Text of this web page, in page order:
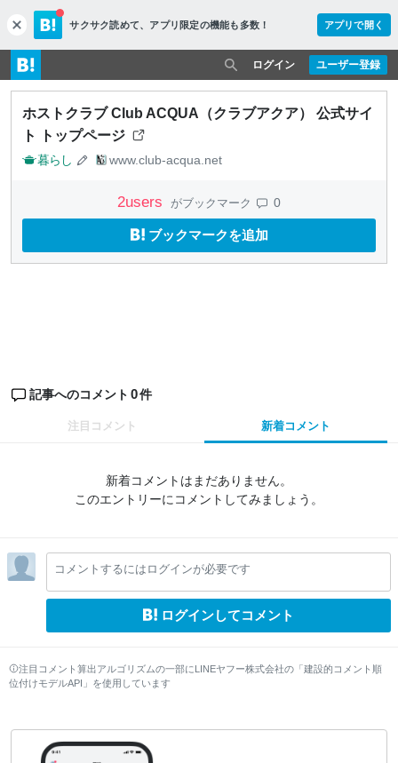
c
l
o
s
e
サクサク読めて、 アプリ限定の機能も多数！ アプリで開く
ユーザー登録
ログイン
ホストクラブ Club ACQUA（クラブアクア） 公式サイ
ト トップページ
暮らし www.club-acqua.net
2users がブックマーク 0
ブックマークを追加
記事へのコメント 0件
注目コメント 新着コメント
新着コメントはまだありません。
このエントリーにコメントしてみましょう。
コメントするにはログインが必要です
ログインしてコメント
注目コメント算出アルゴリズムの一部にLINEヤフー株式会社の「建設的コメント順
位付けモデルAPI」を使用しています